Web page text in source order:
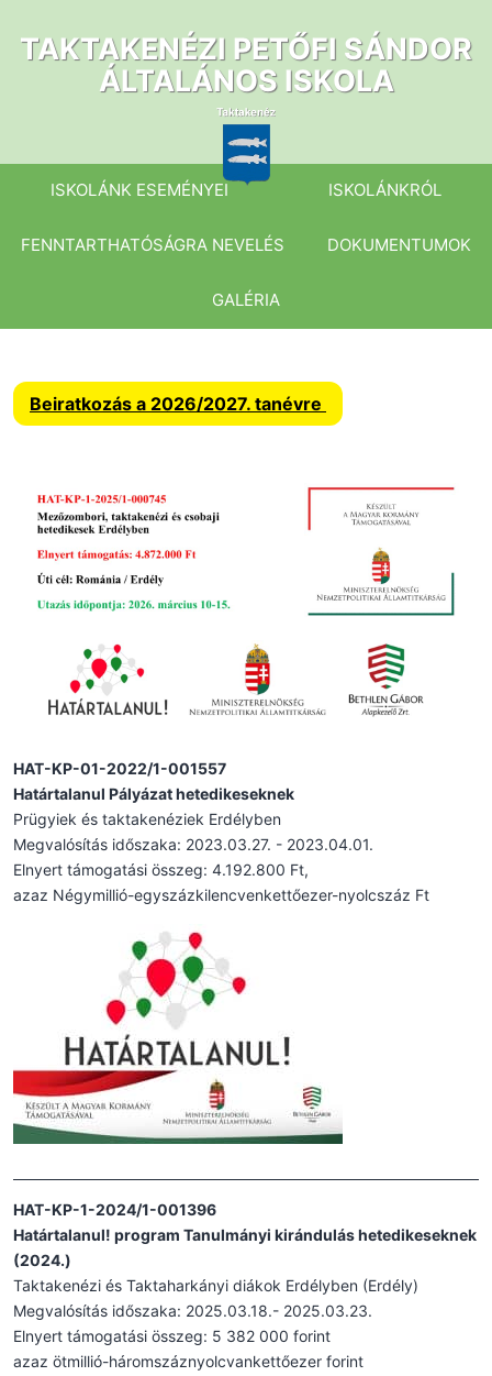
tartalomhoz
TAKTAKENÉZI PETŐFI SÁNDOR
ÁLTALÁNOS ISKOLA
ISKOLÁNK ESEMÉNYEI ISKOLÁNKRÓL
FENNTARTHATÓSÁGRA NEVELÉS DOKUMENTUMOK
GALÉRIA
Beiratkozás a 2026/2027. tanévre
HAT-KP-01-2022/1-001557
Határtalanul Pályázat hetedikeseknek
Prügyiek és taktakenéziek Erdélyben
Megvalósítás időszaka: 2023.03.27. - 2023.04.01.
Elnyert támogatási összeg: 4.192.800 Ft,
azaz Négymillió-egyszázkilencvenkettőezer-nyolcszáz Ft
HAT-KP-1-2024/1-001396
Határtalanul! program Tanulmányi kirándulás hetedikeseknek
(2024.)
Taktakenézi és Taktaharkányi diákok Erdélyben (Erdély)
Megvalósítás időszaka: 2025.03.18.- 2025.03.23.
Elnyert támogatási összeg: 5 382 000 forint
azaz ötmillió-háromszáznyolcvankettőezer forint